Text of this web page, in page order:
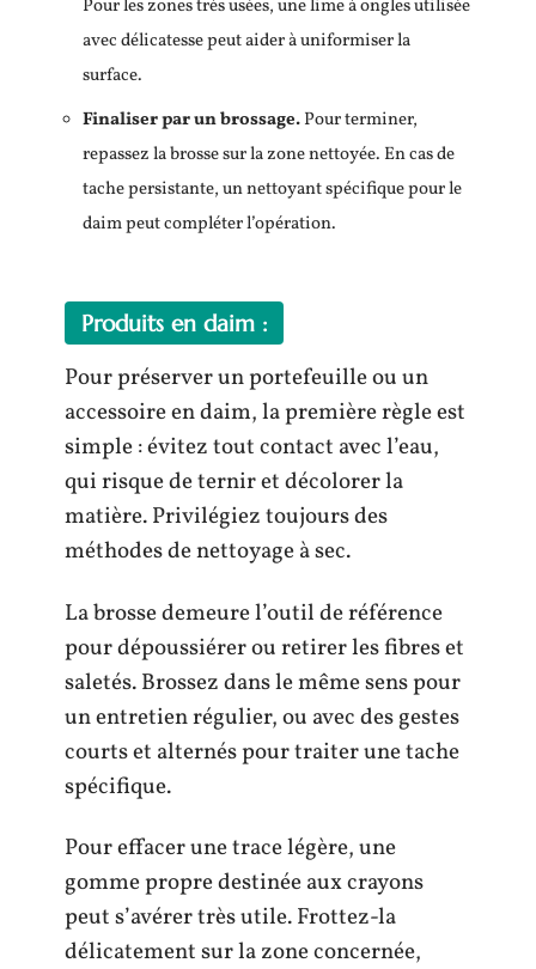
Pour les zones très usées, une lime à ongles utilisée
avec délicatesse peut aider à uniformiser la
surface.
Finaliser par un brossage.Pour terminer,
repassez la brosse sur la zone nettoyée. En cas de
tache persistante, un nettoyant spécifique pour le
daim peut compléter l’opération.
Produits en daim :
Pour préserver un portefeuille ou un
accessoire en daim, la première règle est
simple : évitez tout contact avec l’eau,
qui risque de ternir et décolorer la
matière. Privilégiez toujours des
méthodes de nettoyage à sec.
La brosse demeure l’outil de référence
pour dépoussiérer ou retirer les fibres et
saletés. Brossez dans le même sens pour
un entretien régulier, ou avec des gestes
courts et alternés pour traiter une tache
spécifique.
Pour effacer une trace légère, une
gomme propre destinée aux crayons
peut s’avérer très utile. Frottez-la
délicatement sur la zone concernée,